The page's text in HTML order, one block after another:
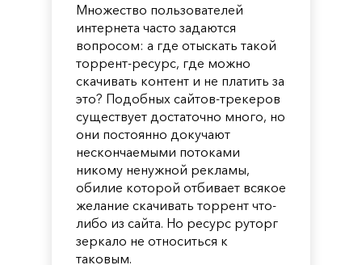
Множество пользователей
интернета часто задаются
вопросом: а где отыскать такой
торрент-ресурс, где можно
скачивать контент и не платить за
это? Подобных сайтов-трекеров
существует достаточно много, но
они постоянно докучают
нескончаемыми потоками
никому ненужной рекламы,
обилие которой отбивает всякое
желание скачивать торрент что-
либо из сайта. Но ресурс руторг
зеркало не относиться к
таковым.